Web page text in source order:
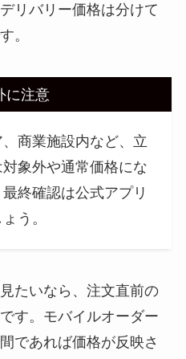
リバリー価格は分けて
。
に注意
商業施設内など、立
象外や通常価格にな
終確認は公式アプリ
う。
たいなら、注文直前の
す。モバイルオーダー
であれば価格が反映さ